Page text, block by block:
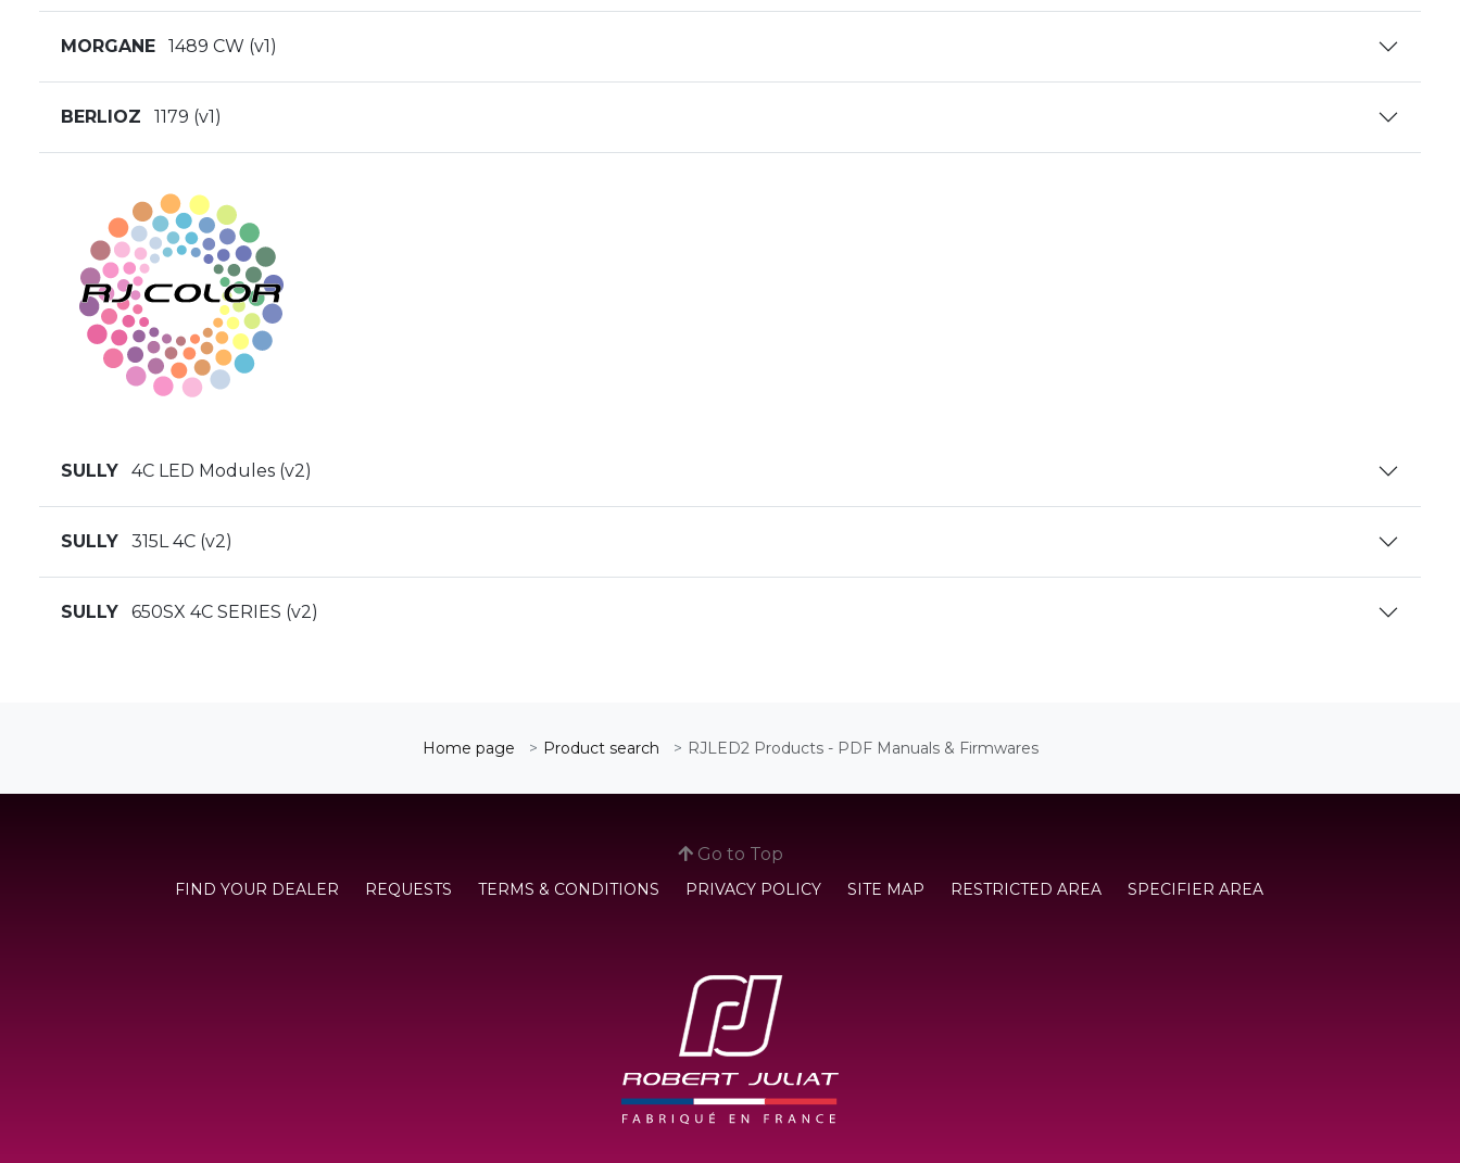
MORGANE 1489 CW (v1)
BERLIOZ 1179 (v1)
SULLY 4C LED Modules (v2)
SULLY 315L 4C (v2)
SULLY 650SX 4C SERIES (v2)
Home page Product search RJLED2 Products - PDF Manuals & Firmwares
Go to Top
FIND YOUR DEALER REQUESTS TERMS & CONDITIONS PRIVACY POLICY SITE MAP RESTRICTED AREA SPECIFIER AREA